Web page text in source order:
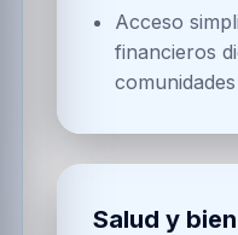
Acceso
financieros
Salud y